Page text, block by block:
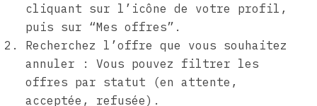
cliquant sur l’icône de votre profil,
puis sur “Mes offres”.
Recherchez l’offre que vous souhaitez
annuler : Vous pouvez filtrer les
offres par statut (en attente,
acceptée, refusée).